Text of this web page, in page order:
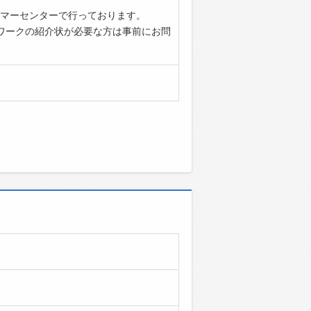
ーセンターで行っております。
クの紹介状が必要な方は事前にお問